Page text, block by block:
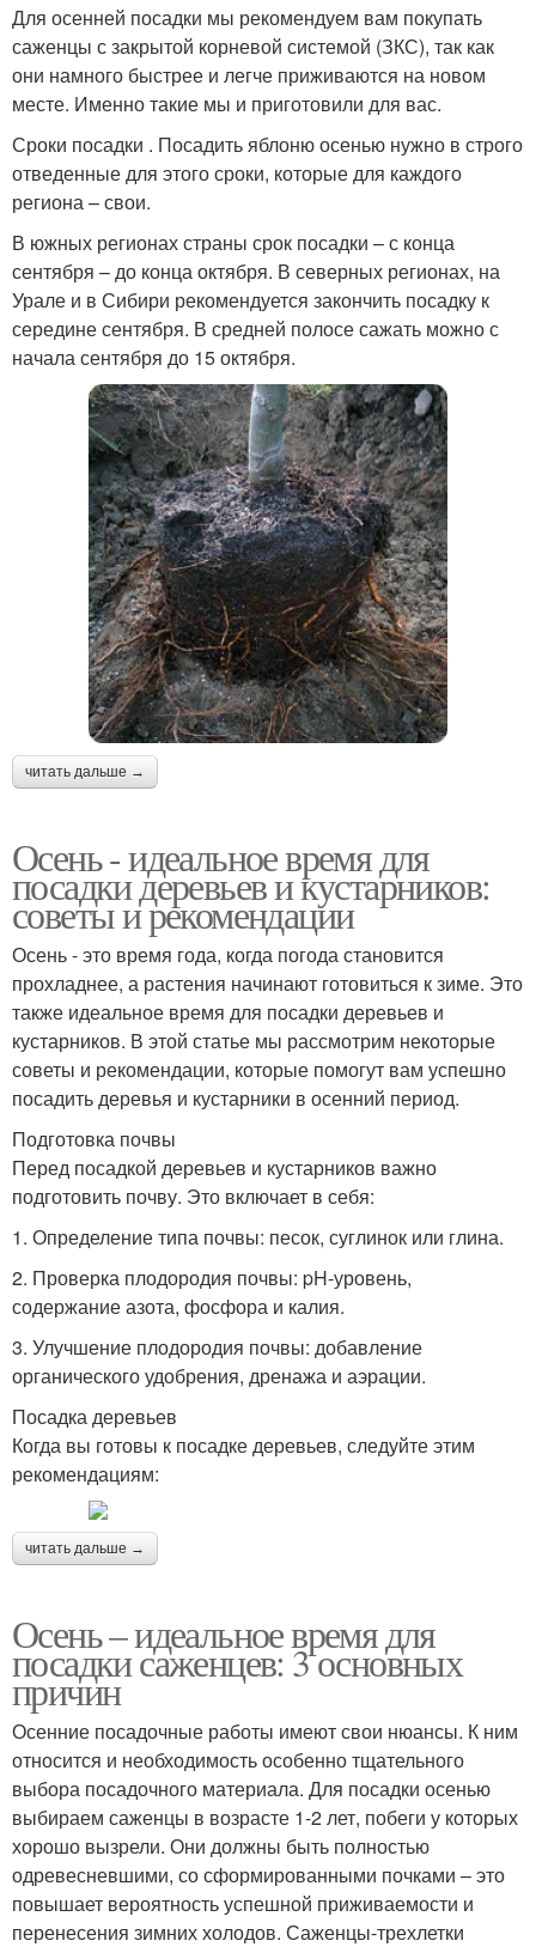
Для осенней посадки мы рекомендуем вам покупать
саженцы с закрытой корневой системой (ЗКС), так как
они намного быстрее и легче приживаются на новом
месте. Именно такие мы и приготовили для вас.
Сроки посадки . Посадить яблоню осенью нужно в строго
отведенные для этого сроки, которые для каждого
региона – свои.
В южных регионах страны срок посадки – с конца
сентября – до конца октября. В северных регионах, на
Урале и в Сибири рекомендуется закончить посадку к
середине сентября. В средней полосе сажать можно с
начала сентября до 15 октября.
читать дальше →
Осень - идеальное время для
посадки деревьев и кустарников:
советы и рекомендации
Осень - это время года, когда погода становится
прохладнее, а растения начинают готовиться к зиме. Это
также идеальное время для посадки деревьев и
кустарников. В этой статье мы рассмотрим некоторые
советы и рекомендации, которые помогут вам успешно
посадить деревья и кустарники в осенний период.
Подготовка почвы
Перед посадкой деревьев и кустарников важно
подготовить почву. Это включает в себя:
1. Определение типа почвы: песок, суглинок или глина.
2. Проверка плодородия почвы: pH-уровень,
содержание азота, фосфора и калия.
3. Улучшение плодородия почвы: добавление
органического удобрения, дренажа и аэрации.
Посадка деревьев
Когда вы готовы к посадке деревьев, следуйте этим
рекомендациям:
читать дальше →
Осень – идеальное время для
посадки саженцев: 3 основных
причин
Осенние посадочные работы имеют свои нюансы. К ним
относится и необходимость особенно тщательного
выбора посадочного материала. Для посадки осенью
выбираем саженцы в возрасте 1-2 лет, побеги у которых
хорошо вызрели. Они должны быть полностью
одревесневшими, со сформированными почками – это
повышает вероятность успешной приживаемости и
перенесения зимних холодов. Саженцы-трехлетки